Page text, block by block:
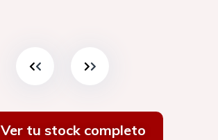
Ver tu stock completo